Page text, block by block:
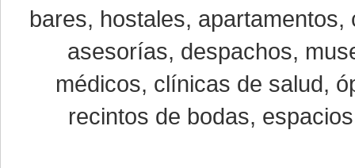
bares, hostales,
asesorías, despachos,
médicos, clínicas de salud,
recintos de bodas,